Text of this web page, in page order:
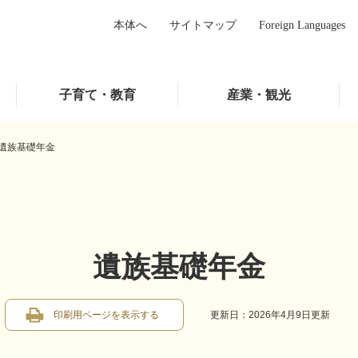
本体へ サイトマップ Foreign Languages
子育て・教育 産業・観光
族基礎年金
遺族基礎年金
印刷用ページを表示する 更新日：2026年4月9日更新